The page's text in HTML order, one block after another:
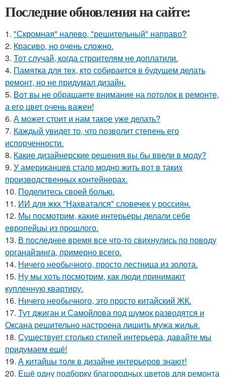
Последние обновления на сайте:
1. "Скромная" налево, "решительный" направо?
2. Красиво, но очень сложно.
3. Тот случай, когда строителям не доплатили.
4. Памятка для тех, кто собирается в будущем делать
ремонт, но не придумал дизайн.
5. Вот вы не обращаете внимание на потолок в ремонте,
а его цвет очень важен!
6. А может стоит и нам такое уже делать?
7. Каждый увидет то, что позволит степень его
испорченности.
8. Какие дизайнерские решения вы бы ввели в моду?
9. У американцев стало модно жить вот в таких
производственных контейнерах.
10. Поделитесь своей болью.
11. ИИ для жкх "Нахватался" словечек у россиян.
12. Мы посмотрим, какие интерьеры делали себе
европейцы из прошлого.
13. В последнее время все что-то свихнулись по поводу
органайзинга, примерно всего.
14. Ничего необычного, просто лестница из золота.
15. Ну мы хоть посмотрим, как люди принимают
купленную квартиру.
16. Ничего необычного, это просто китайский ЖК.
17. Тут джиган и Самойлова под шумок разводятся и
Оксана решительно настроена лишить мужа жилья.
18. Существует столько стилей интерьера, давайте мы
придумаем ещё!
19. А китайцы толк в дизайне интерьеров знают!
20. Ещё одну подборку благородных цветов для ремонта